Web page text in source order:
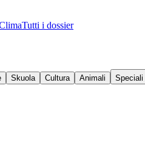
Tutti i dossier
Skuola Cultura Animali
Speciali